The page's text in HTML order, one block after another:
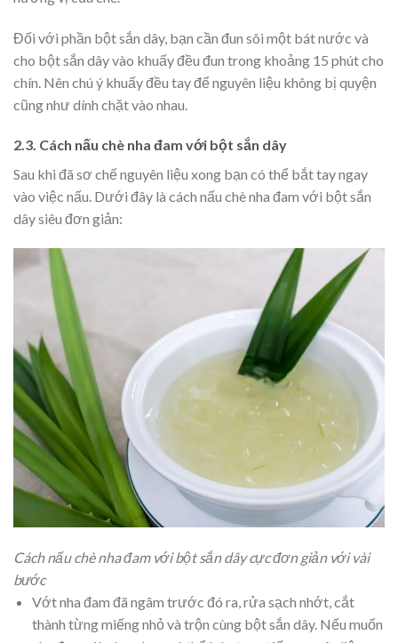
Đối với phần bột sắn dây, bạn cần đun sôi một bát nước và
cho bột sắn dây vào khuấy đều đun trong khoảng 15 phút cho
chín. Nên chú ý khuấy đều tay để nguyên liệu không bị quyện
cũng như dính chặt vào nhau.
2.3. Cách nấu chè nha đam với bột sắn dây
Sau khi đã sơ chế nguyên liệu xong bạn có thể bắt tay ngay
vào việc nấu. Dưới đây là cách nấu chè nha đam với bột sắn
dây siêu đơn giản:
Cách nấu chè nha đam với bột sắn dây cực đơn giản với vài
bước
Vớt nha đam đã ngâm trước đó ra, rửa sạch nhớt, cắt
thành từng miếng nhỏ và trộn cùng bột sắn dây. Nếu muốn